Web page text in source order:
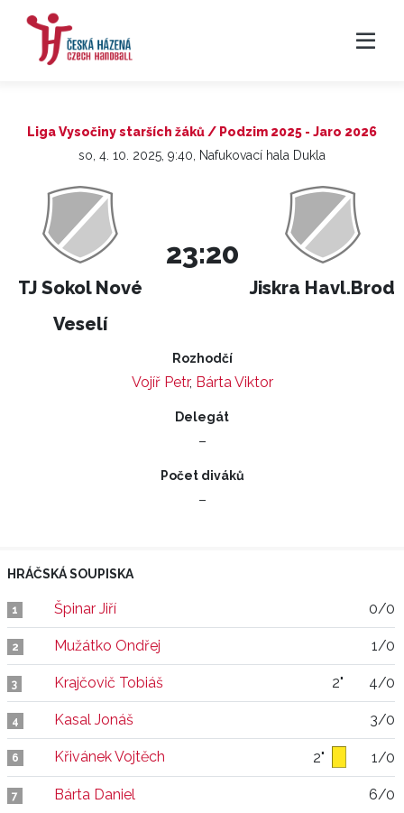
Liga Vysočiny starších žáků / Podzim 2025 - Jaro 2026
so, 4. 10. 2025, 9:40, Nafukovací hala Dukla
TJ Sokol Nové
Veselí
23:20
Jiskra Havl.Brod
Rozhodčí
Vojíř Petr, Bárta Viktor
Delegát
–
Počet diváků
–
HRÁČSKÁ SOUPISKA
1 Špinar Jiří 0/0
2 Mužátko Ondřej 1/0
3 Krajčovič Tobiáš 2" 4/0
4 Kasal Jonáš 3/0
6 Křivánek Vojtěch 2" 1/0
7 Bárta Daniel 6/0